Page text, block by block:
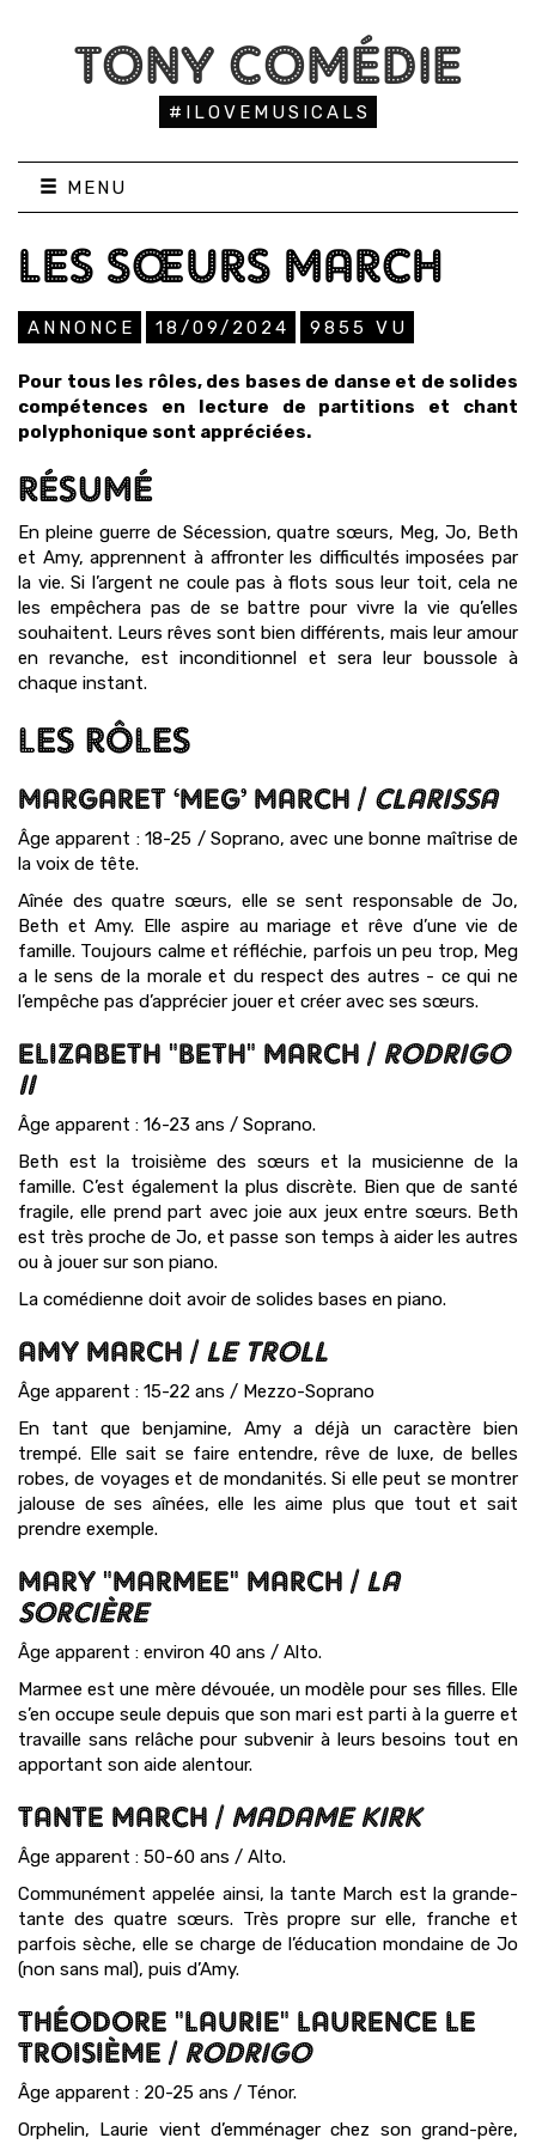
TONY COMÉDIE
#ILOVEMUSICALS
MENU
LES SŒURS MARCH
ANNONCE 18/09/2024 9855 VU
Pour tous les rôles, des bases de danse et de solides
compétences en lecture de partitions et chant
polyphonique sont appréciées.
RÉSUMÉ
En pleine guerre de Sécession, quatre sœurs, Meg, Jo, Beth
et Amy, apprennent à affronter les difficultés imposées par
la vie. Si l’argent ne coule pas à flots sous leur toit, cela ne
les empêchera pas de se battre pour vivre la vie qu’elles
souhaitent. Leurs rêves sont bien différents, mais leur amour
en revanche, est inconditionnel et sera leur boussole à
chaque instant.
LES RÔLES
MARGARET ‘MEG’ MARCH / CLARISSA
Âge apparent : 18-25 / Soprano, avec une bonne maîtrise de
la voix de tête.
Aînée des quatre sœurs, elle se sent responsable de Jo,
Beth et Amy. Elle aspire au mariage et rêve d’une vie de
famille. Toujours calme et réfléchie, parfois un peu trop, Meg
a le sens de la morale et du respect des autres - ce qui ne
l’empêche pas d’apprécier jouer et créer avec ses sœurs.
ELIZABETH "BETH" MARCH / RODRIGO
II
Âge apparent : 16-23 ans / Soprano.
Beth est la troisième des sœurs et la musicienne de la
famille. C’est également la plus discrète. Bien que de santé
fragile, elle prend part avec joie aux jeux entre sœurs. Beth
est très proche de Jo, et passe son temps à aider les autres
ou à jouer sur son piano.
La comédienne doit avoir de solides bases en piano.
AMY MARCH / LE TROLL
Âge apparent : 15-22 ans / Mezzo-Soprano
En tant que benjamine, Amy a déjà un caractère bien
trempé. Elle sait se faire entendre, rêve de luxe, de belles
robes, de voyages et de mondanités. Si elle peut se montrer
jalouse de ses aînées, elle les aime plus que tout et sait
prendre exemple.
MARY "MARMEE" MARCH / LA
SORCIÈRE
Âge apparent : environ 40 ans / Alto.
Marmee est une mère dévouée, un modèle pour ses filles. Elle
s’en occupe seule depuis que son mari est parti à la guerre et
travaille sans relâche pour subvenir à leurs besoins tout en
apportant son aide alentour.
TANTE MARCH / MADAME KIRK
Âge apparent : 50-60 ans / Alto.
Communément appelée ainsi, la tante March est la grande-
tante des quatre sœurs. Très propre sur elle, franche et
parfois sèche, elle se charge de l’éducation mondaine de Jo
(non sans mal), puis d’Amy.
THÉODORE "LAURIE" LAURENCE LE
TROISIÈME / RODRIGO
Âge apparent : 20-25 ans / Ténor.
Orphelin, Laurie vient d’emménager chez son grand-père,